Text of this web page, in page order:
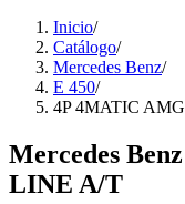
Inicio/
Catálogo/
Mercedes Benz/
E 450/
4P 4MATIC
Mercedes Benz
LINE A/T